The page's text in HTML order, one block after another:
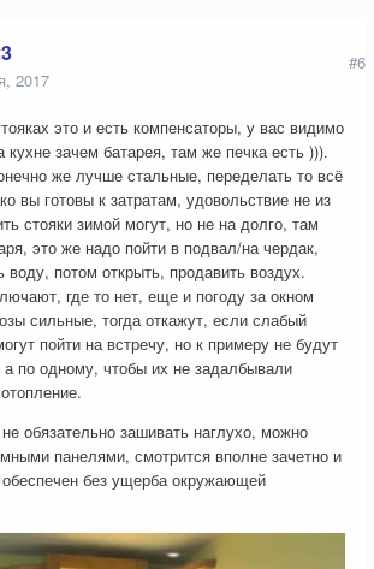
2017
#6
это и есть компенсаторы, у вас видимо
зачем батарея, там же печка есть ))).
же лучше стальные, переделать то всё
вы готовы к затратам, удовольствие не из
стояки зимой могут, но не на долго, там
это же надо пойти в подвал/на чердак,
воду, потом открыть, продавить воздух.
где то нет, еще и погоду за окном
сильные, тогда откажут, если слабый
пойти на встречу, но к примеру не будут
а по одному, чтобы их не задалбывали
обязательно зашивать наглухо, можно
панелями, смотрится вполне зачетно и
обеспечен без ущерба окружающей